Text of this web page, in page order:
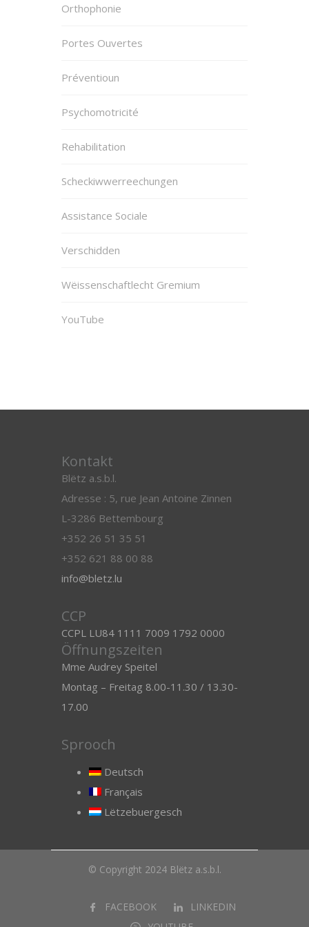
Orthophonie
Portes Ouvertes
Préventioun
Psychomotricité
Rehabilitation
Scheckiwwerreechungen
Assistance Sociale
Verschidden
Wëissenschaftlecht Gremium
YouTube
Kontakt
Blëtz a.s.b.l.
Adresse : 5, rue Jean Antoine Zinnen
L-3286 Bettembourg
+352 26 51 35 51
+352 621 88 00 88
info@bletz.lu
CCP
CCPL LU84 1111 7009 1792 0000
Öffnungszeiten
Mme Audrey Speitel
Montag – Freitag 8.00-11.30 / 13.30-
17.00
Sprooch
Deutsch
Français
Lëtzebuergesch
© Copyright 2024 Blëtz a.s.b.l.
FACEBOOK
LINKEDIN